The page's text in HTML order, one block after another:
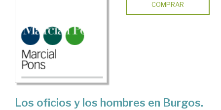
COMPRAR
Los oficios y los hombres en Burgos.